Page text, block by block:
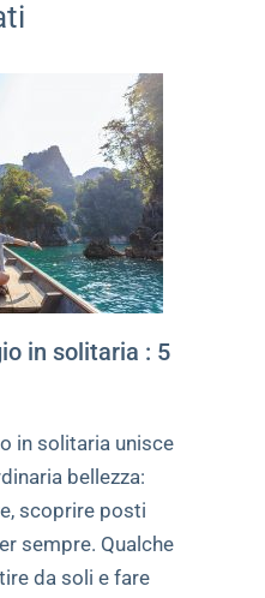
in solitaria : 5
in solitaria unisce
bellezza:
scoprire posti
sempre. Qualche
da soli e fare